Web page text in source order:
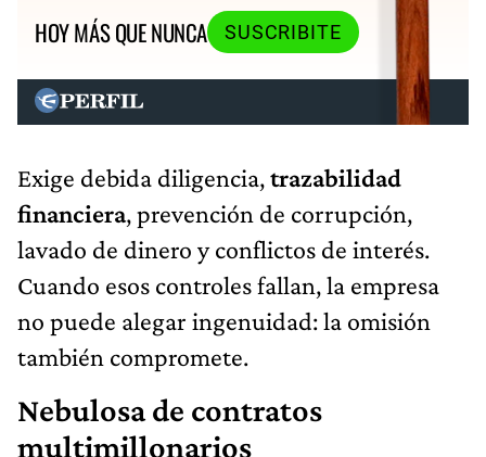
HOY MÁS QUE NUNCA
SUSCRIBITE
Exige debida diligencia,trazabilidad
financiera, prevención de corrupción,
lavado de dinero y conflictos de interés.
Cuando esos controles fallan, la empresa
no puede alegar ingenuidad: la omisión
también compromete.
Nebulosa de contratos
multimillonarios